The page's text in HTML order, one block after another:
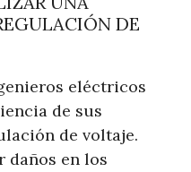
DE
eléctricos
de sus
de voltaje.
daños en los